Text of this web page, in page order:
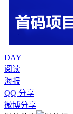
DAY
阅读
海报
QQ 分享
微博分享